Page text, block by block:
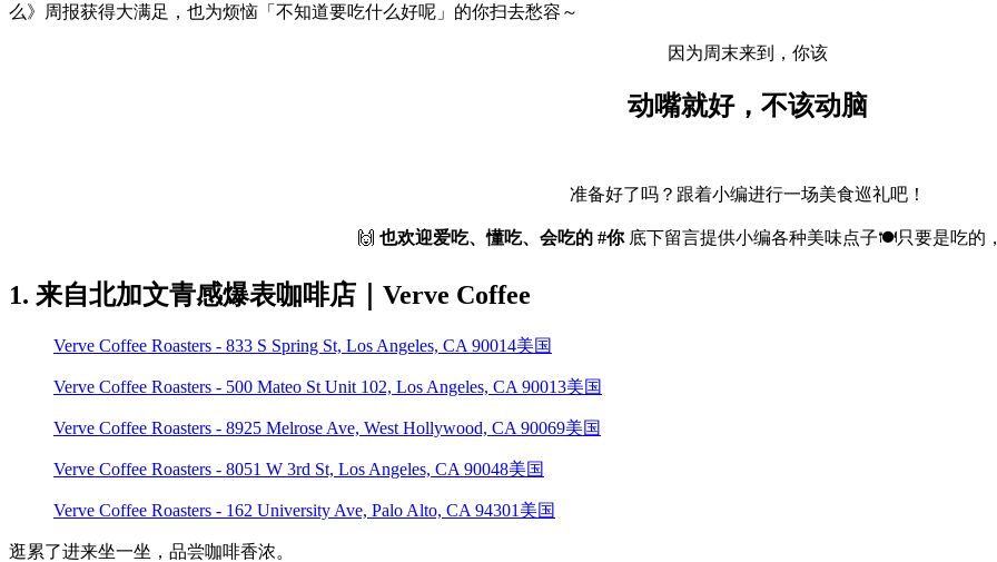
么》周报获得大满足，也为烦恼「不知道要吃什么好呢」的你扫去愁容～
因为周末来到，你该
动嘴就好，不该动脑
准备好了吗？跟着小编进行一场美食巡礼吧！
🙌 也欢迎爱吃、懂吃、会吃的 #你 底下留言提供小编各种美味点子🍽️只要是吃的
1. 来自北加文青感爆表咖啡店｜Verve Coffee
Verve Coffee Roasters - 833 S Spring St, Los Angeles, CA 90014美国
Verve Coffee Roasters - 500 Mateo St Unit 102, Los Angeles, CA 90013美国
Verve Coffee Roasters - 8925 Melrose Ave, West Hollywood, CA 90069美国
Verve Coffee Roasters - 8051 W 3rd St, Los Angeles, CA 90048美国
Verve Coffee Roasters - 162 University Ave, Palo Alto, CA 94301美国
逛累了进来坐一坐，品尝咖啡香浓。